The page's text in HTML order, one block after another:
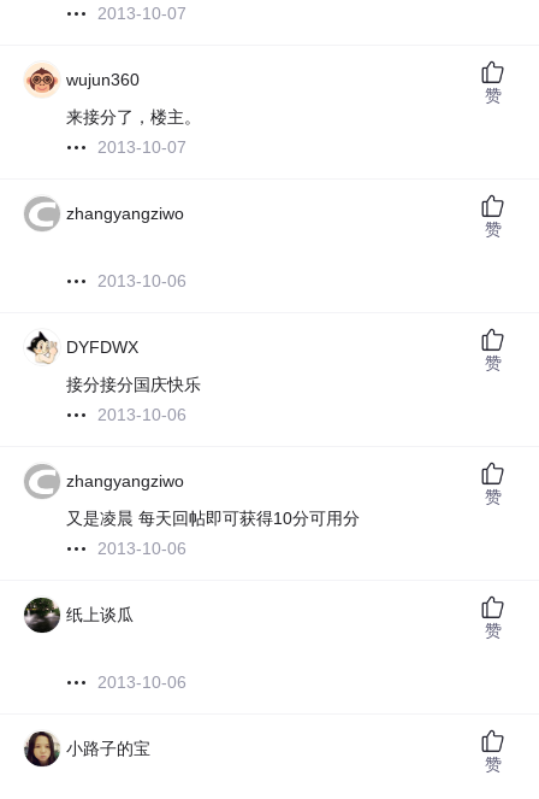
2013-10-07
wujun360
来接分了，楼主。
2013-10-07
赞
zhangyangziwo
2013-10-06
赞
DYFDWX
接分接分国庆快乐
2013-10-06
赞
zhangyangziwo
又是凌晨 每天回帖即可获得10分可用分
2013-10-06
赞
纸上谈瓜
2013-10-06
赞
小路子的宝
赞